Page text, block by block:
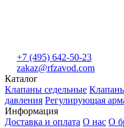
+7 (495) 642-50-23
zakaz@rfzavod.com
Каталог
Клапаны седельные
давления Регулирующая
Информация
Доставка и оплата О нас О